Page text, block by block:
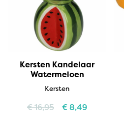
Kersten Kandelaar
Watermeloen
Kersten
€16,95 €8,49